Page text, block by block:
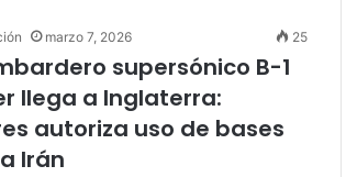
marzo 7, 2026 25
supersónico B-1
llega a Inglaterra:
autoriza uso de bases
Irán